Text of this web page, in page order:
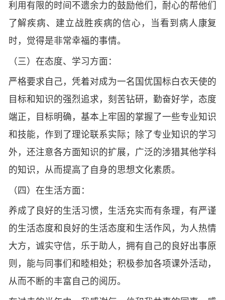
利用有限的时间不遗余力的鼓励他们，耐心的帮他们
了解疾病、建立战胜疾病的信心，当看到病人康复
时，觉得是非常幸福的事情。
（三）在态度、学习方面：
严格要求自己，凭着对成为一名国优国标白衣天使的
目标和知识的强烈追求，刻苦钻研，勤奋好学，态度
端正，目标明确，基本上牢固的掌握了一些专业知识
和技能，作到了理论联系实际；除了专业知识的学习
外，还注意各方面知识的扩展，广泛的涉猎其他学科
的知识，从而提高了自身的思想文化素质。
（四）在生活方面：
养成了良好的生活习惯，生活充实而有条理，有严谨
的生活态度和良好的生活态度和生活作风，为人热情
大方，诚实守信，乐于助人，拥有自己的良好出事原
则，能与同事们和睦相处；积极参加各项课外活动，
从而不断的丰富自己的阅历。